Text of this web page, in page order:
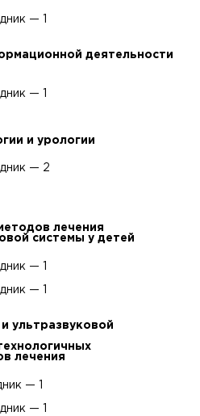
— 1
деятельности
— 1
и урологии
— 2
лечения
системы у детей
— 1
— 1
ультразвуковой
лечения
— 1
— 1